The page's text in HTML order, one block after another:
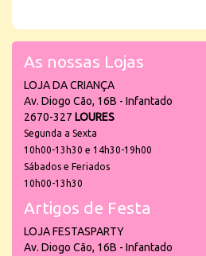
As nossas Lojas
LOJA DA CRIANÇA
Av. Diogo Cão, 16B - Infantado
2670-327 LOURES
Segunda a Sexta
10h00-13h30 e 14h30-19h00
Sábados e Feriados
10h00-13h30
Artigos de Festa
LOJA FESTASPARTY
Av. Diogo Cão, 16B - Infantado